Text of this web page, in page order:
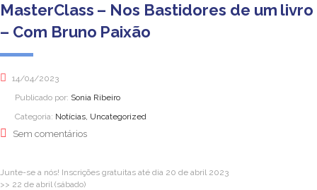
MasterClass – Nos Bastidores de um livro
– Com Bruno Paixão
14/04/2023
Publicado por: Sonia Ribeiro
Categoria: Notícias, Uncategorized
Sem comentários
Junte-se a nós! Inscrições gratuitas até dia 20 de abril 2023
>> 22 de abril (sábado)